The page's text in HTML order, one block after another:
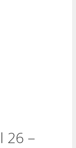
26 –